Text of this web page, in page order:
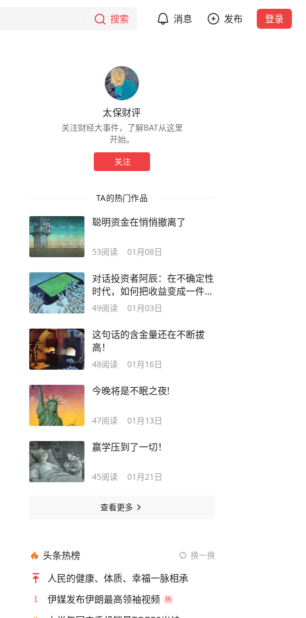
搜索 消息 发布 登录
太保财评
关注财经大事件，了解BAT从这里
开始。
关注
TA的热门作品
聪明资金在悄悄撤离了
53阅读 01月08日
对话投资者阿辰：在不确定性
时代，如何把收益变成一件
“可持续的事”
49阅读 01月03日
这句话的含金量还在不断拔
高！
48阅读 01月16日
今晚将是不眠之夜!
47阅读 01月13日
赢学压到了一切！
45阅读 01月21日
查看更多
头条热榜 换一换
人民的健康、体质、幸福一脉相承
1 伊媒发布伊朗最高领袖视频